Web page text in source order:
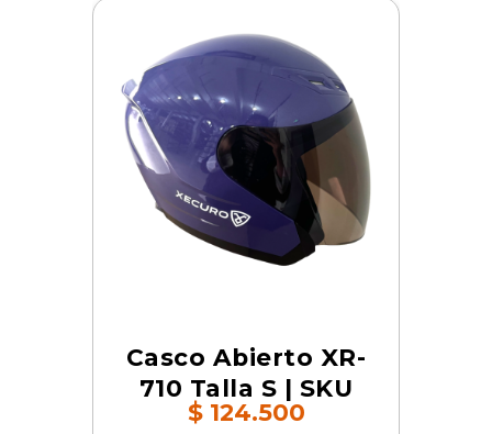
Casco Abierto XR-
710 Talla S | SKU
19059
$124.500